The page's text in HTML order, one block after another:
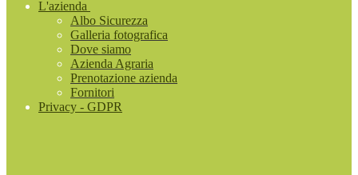
L'azienda
Albo Sicurezza
Galleria fotografica
Dove siamo
Azienda Agraria
Prenotazione azienda
Fornitori
Privacy - GDPR